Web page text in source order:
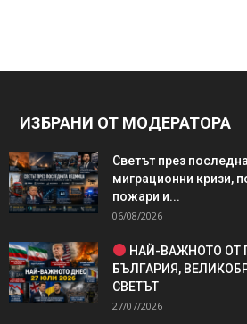
ИЗБРАНИ ОТ МОДЕРАТОРА
Светът през
миграционни кризи,
пожари и...
06/08/2026
НАЙ-ВАЖНОТО ОТ
БЪЛГАРИЯ,
СВЕТЪТ
27/07/2026